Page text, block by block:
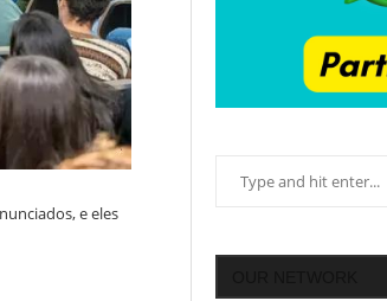
e eles